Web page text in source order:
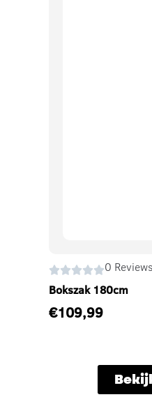
0 Reviews
Bokszak 180cm
€109,99